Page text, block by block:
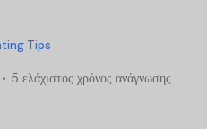
Tips
5 ελάχιστος χρόνος ανάγνωσης